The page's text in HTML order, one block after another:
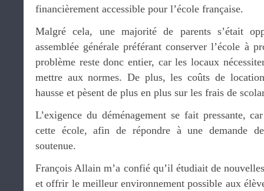
financièrement accessible pour l’école française.
Malgré cela, une majorité de parents s’était
assemblée générale préférant conserver l’école à
problème reste donc entier, car les locaux
mettre aux normes. De plus, les coûts de
hausse et pèsent de plus en plus sur les frais de
L’exigence du déménagement se fait pressante,
cette école, afin de répondre à une demande
soutenue.
François Allain m’a confié qu’il étudiait de
et offrir le meilleur environnement possible aux